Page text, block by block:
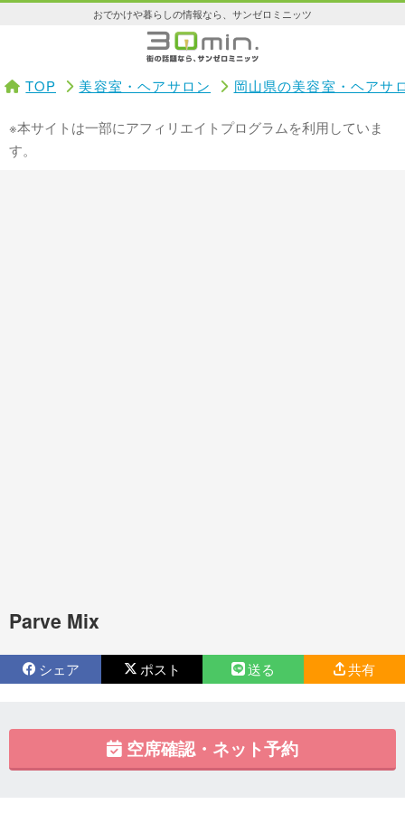
おでかけや暮らしの情報なら、サンゼロミニッツ
TOP 美容室・ヘアサロン 岡山県の美容室・ヘアサ
※本サイトは一部にアフィリエイトプログラムを利用していま
す。
Parve Mix
シェア ポスト 送る 共有
空席確認・ネット予約